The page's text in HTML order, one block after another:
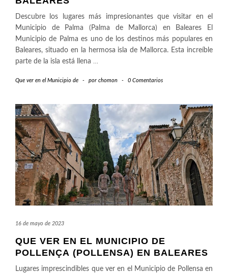
Descubre los lugares más impresionantes que visitar en el
Municipio de Palma (Palma de Mallorca) en Baleares El
Municipio de Palma es uno de los destinos más populares en
Baleares, situado en la hermosa isla de Mallorca. Esta increíble
parte de la isla está llena …
Que ver en el Municipio de - por chomon - 0 Comentarios
16 de mayo de 2023
QUE VER EN EL MUNICIPIO DE
POLLENÇA (POLLENSA) EN BALEARES
Lugares imprescindibles que ver en el Municipio de Pollensa en